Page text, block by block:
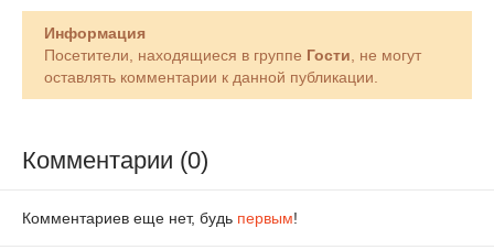
Информация
Посетители, находящиеся в группе Гости, не могут
оставлять комментарии к данной публикации.
Комментарии (0)
Комментариев еще нет, будь первым!